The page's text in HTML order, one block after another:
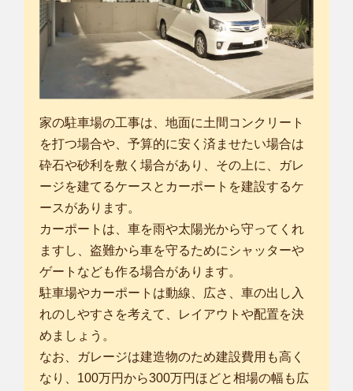
家の駐車場の工事は、地面に土間コンクリート
を打つ場合や、予算的に安く済ませたい場合は
砕石や砂利を敷く場合があり、その上に、ガレ
ージを建てるケースとカーポートを建設するケ
ースがあります。
カーポートは、車を雨や太陽光から守ってくれ
ますし、盗難から車を守るためにシャッターや
ゲートなども作る場合があります。
駐車場やカーポートは動線、広さ、車の出し入
れのしやすさを考えて、レイアウトや配置を決
めましょう。
なお、ガレージは建造物のため建設費用も高く
なり、100万円から300万円ほどと相場の幅も広